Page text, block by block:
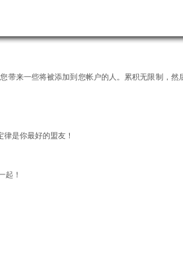
带来一些将被添加到您帐户的人。累积无限制，
是你最好的盟友！
起！